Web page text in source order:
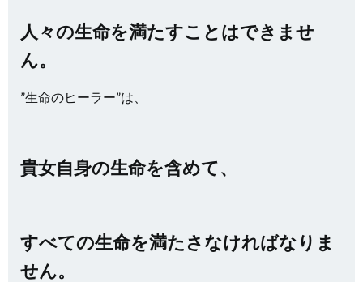
人々の生命を満たすことはできませ
ん。
”生命のヒーラー”は、
貴女自身の生命を含めて、
すべての生命を満たさなければなりま
せん。